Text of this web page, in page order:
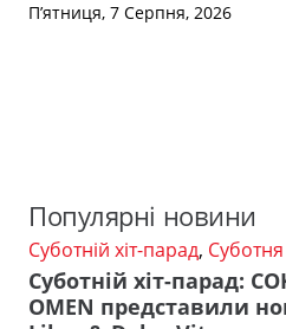
П’ятниця, 7 Серпня, 2026
Популярні новини
Суботній хіт-парад,
Суботній хіт-парад:
OMEN представили